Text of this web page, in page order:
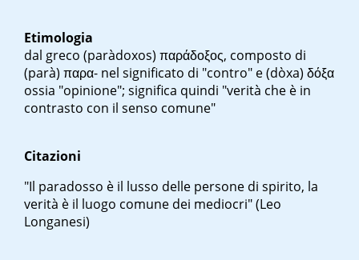
Etimologia
dal greco (paràdoxos) παράδοξος, composto di
(parà) παρα- nel significato di "contro" e (dòxa) δόξα
ossia "opinione"; significa quindi "verità che è in
contrasto con il senso comune"
Citazioni
"Il paradosso è il lusso delle persone di spirito, la
verità è il luogo comune dei mediocri" (Leo
Longanesi)